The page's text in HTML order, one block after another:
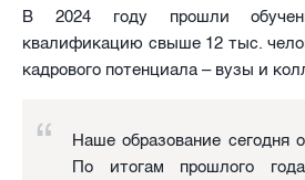
В 2024 году прошли
квалификацию свыше 12 тыс.
кадрового потенциала – вузы и
Наше образование сегодня
По итогам прошлого года